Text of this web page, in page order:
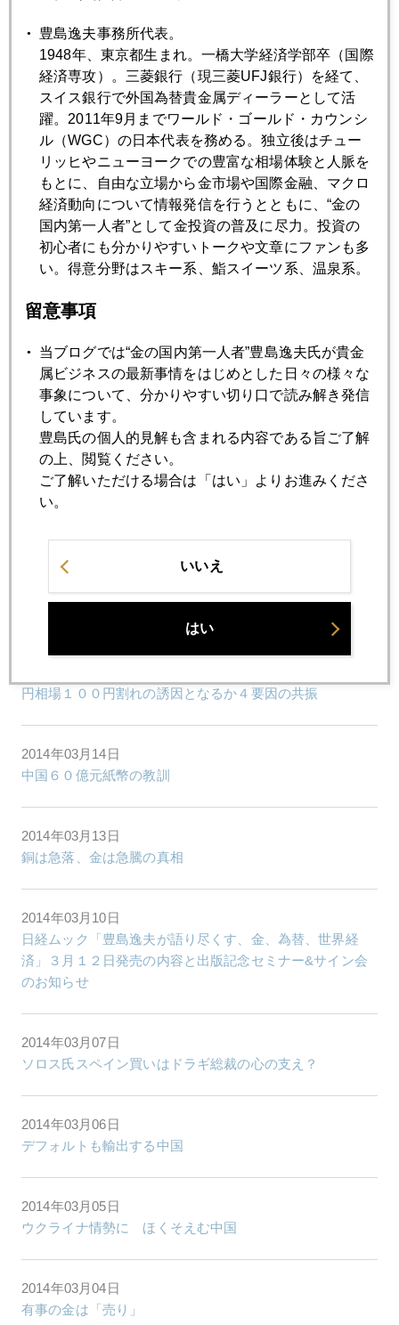
7月 8月 9月
2014年03月31日
欧米でも注目される日本の「ゴールド・ラッシュ」
2014年03月27日
出版記念サイン会、盛り上がりました！
2014年03月26日
2014年03月25日
いよいよ総合取引所構想へ
2014年03月24日
ウクライナ緊迫で虫歯治療費が上がるかも
2014年03月20日
2014年03月18日
円相場１００円割れの誘因となるか４要因の共振
2014年03月14日
中国６０億元紙幣の教訓
2014年03月13日
銅は急落、金は急騰の真相
2014年03月10日
日経ムック「豊島逸夫が語り尽くす、金、為替、世界経
済」３月１２日発売の内容と出版記念セミナー&サイン会
のお知らせ
2014年03月07日
ソロス氏スペイン買いはドラギ総裁の心の支え？
2014年03月06日
デフォルトも輸出する中国
2014年03月05日
ウクライナ情勢に ほくそえむ中国
2014年03月04日
有事の金は「売り」
豊島逸夫事務所代表。
1948年、東京都生まれ。一橋大学経済学部卒（国際
経済専攻）。三菱銀行（現三菱UFJ銀行）を経て、
スイス銀行で外国為替貴金属ディーラーとして活
躍。2011年9月までワールド・ゴールド・カウンシ
ル（WGC）の日本代表を務める。独立後はチュー
リッヒやニューヨークでの豊富な相場体験と人脈を
もとに、自由な立場から金市場や国際金融、マクロ
経済動向について情報発信を行うとともに、“金の
国内第一人者”として金投資の普及に尽力。投資の
初心者にも分かりやすいトークや文章にファンも多
い。得意分野はスキー系、鮨スイーツ系、温泉系。
留意事項
当ブログでは“金の国内第一人者”豊島逸夫氏が貴金
属ビジネスの最新事情をはじめとした日々の様々な
事象について、分かりやすい切り口で読み解き発信
しています。
豊島氏の個人的見解も含まれる内容である旨ご了解
の上、閲覧ください。
ご了解いただける場合は「はい」よりお進みくださ
い。
いいえ
はい